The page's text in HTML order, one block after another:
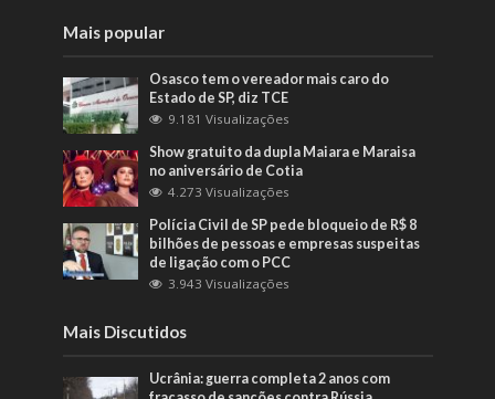
Mais popular
Osasco tem o vereador mais caro do
Estado de SP, diz TCE
9.181 Visualizações
Show gratuito da dupla Maiara e Maraisa
no aniversário de Cotia
4.273 Visualizações
Polícia Civil de SP pede bloqueio de R$ 8
bilhões de pessoas e empresas suspeitas
de ligação com o PCC
3.943 Visualizações
Mais Discutidos
Ucrânia: guerra completa 2 anos com